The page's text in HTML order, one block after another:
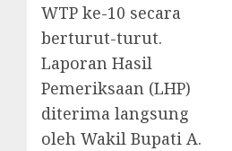
WTP ke-10 secara
berturut-turut.
Laporan Hasil
Pemeriksaan (LHP)
diterima langsung
oleh Wakil Bupati A.